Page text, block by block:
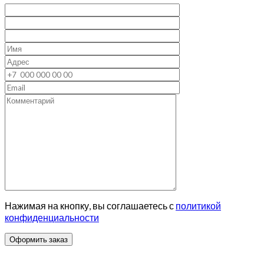
Нажимая на кнопку, вы соглашаетесь с политикой
конфиденциальности